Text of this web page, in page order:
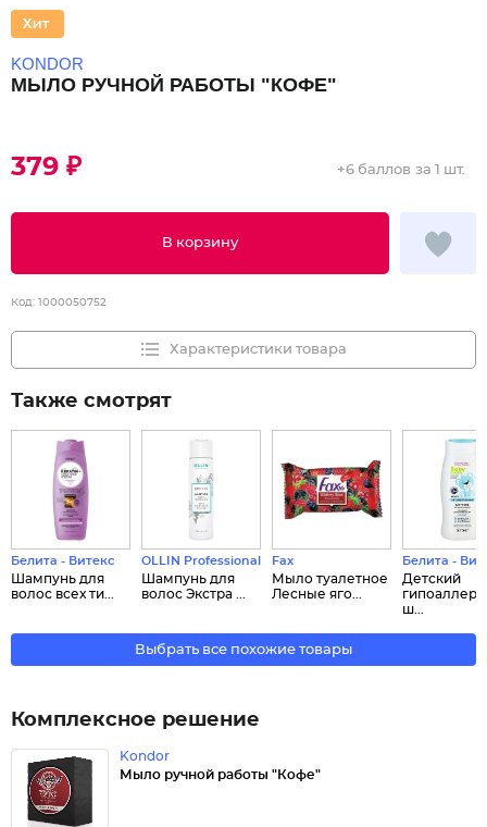
KONDOR
МЫЛО РУЧНОЙ РАБОТЫ "КОФЕ"
379 ₽
В корзину
+6 баллов за 1 шт.
Код: 1000050752
Характеристики товара
Также смотрят
Белита - Витекс
Шампунь для
волос всех ти...
OLLIN Professional
Шампунь для
волос Экстра ...
Fax
Мыло туалетное
Лесные яго...
Белита -
Детский
ш...
Выбрать все похожие товары
Комплексное решение
Kondor
Мыло ручной работы "Кофе"